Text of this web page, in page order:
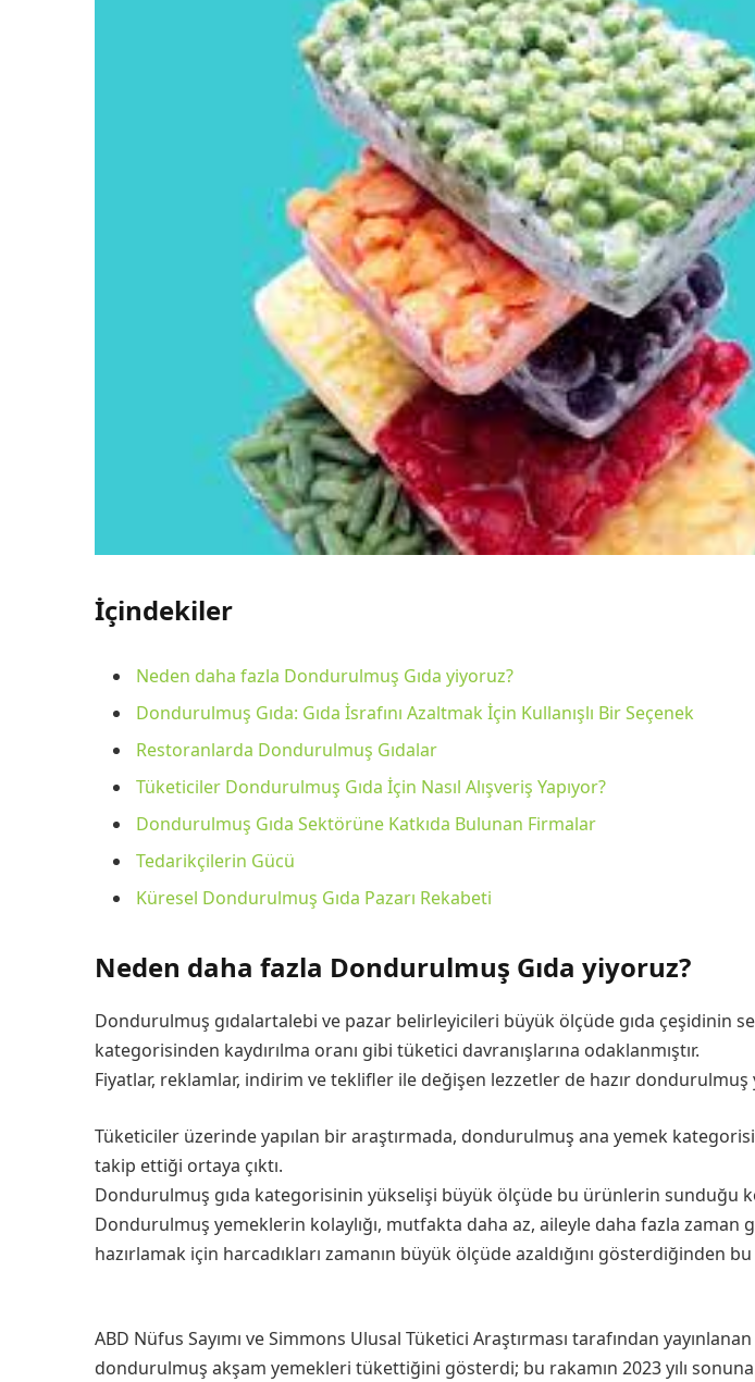
İçindekiler
Neden daha fazla Dondurulmuş Gıda yiyoruz?
Dondurulmuş Gıda: Gıda İsrafını Azaltmak İçin Kullanışlı Bir Seçenek
Restoranlarda Dondurulmuş Gıdalar
Tüketiciler Dondurulmuş Gıda İçin Nasıl Alışveriş Yapıyor?
Dondurulmuş Gıda Sektörüne Katkıda Bulunan Firmalar
Tedarikçilerin Gücü
Küresel Dondurulmuş Gıda Pazarı Rekabeti
Neden daha fazla Dondurulmuş Gıda yiyoruz?
Dondurulmuş gıdalartalebi ve pazar belirleyicileri büyük ölçüde gıda çeşidinin
kategorisinden kaydırılma oranı gibi tüketici davranışlarına odaklanmıştır.
Fiyatlar, reklamlar, indirim ve teklifler ile değişen lezzetler de hazır
Tüketiciler üzerinde yapılan bir araştırmada, dondurulmuş ana yemek
takip ettiği ortaya çıktı.
Dondurulmuş gıda kategorisinin yükselişi büyük ölçüde bu ürünlerin sunduğu
Dondurulmuş yemeklerin kolaylığı, mutfakta daha az, aileyle daha fazla
hazırlamak için harcadıkları zamanın büyük ölçüde azaldığını gösterdiğinden bu
ABD Nüfus Sayımı ve Simmons Ulusal Tüketici Araştırması tarafından
dondurulmuş akşam yemekleri tükettiğini gösterdi; bu rakamın 2023 yılı